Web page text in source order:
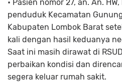
• Pasien nomor 27, an. An.
penduduk Kecamatan
Kabupaten Lombok Barat
kali dengan hasil keduanya
Saat ini masih dirawat di
perbaikan kondisi dan
segera keluar rumah sakit.